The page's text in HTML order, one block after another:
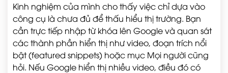
Kinh nghiệm của mình cho thấy việc chỉ dựa vào
công cụ là chưa đủ để thấu hiểu thị trường. Bạn
cần trực tiếp nhập từ khóa lên Google và quan sát
các thành phần hiển thị như video, đoạn trích nổi
bật (featured snippets) hoặc mục Mọi người cũng
hỏi. Nếu Google hiển thị nhiều video, điều đó có